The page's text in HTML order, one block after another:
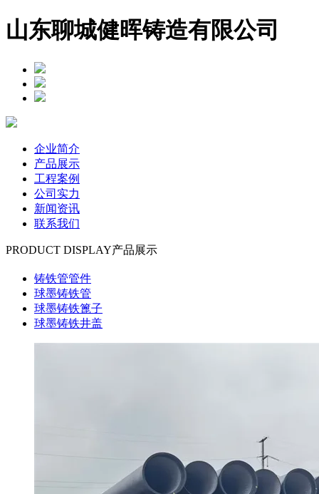
山东聊城健晖铸造有限公司
企业简介
产品展示
工程案例
公司实力
新闻资讯
联系我们
PRODUCT DISPLAY产品展示
铸铁管管件
球墨铸铁管
球墨铸铁篦子
球墨铸铁井盖